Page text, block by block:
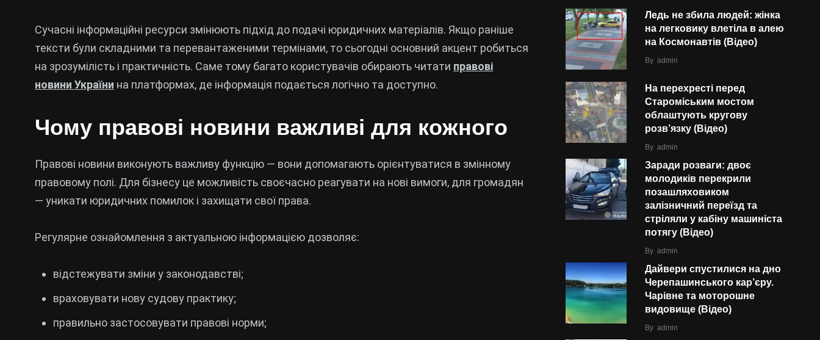
Сучасні інформаційні ресурси змінюють підхід до подачі юридичних матеріалів. Якщо раніше
тексти були складними та перевантаженими термінами, то сьогодні основний акцент робиться
на зрозумілість і практичність. Саме тому багато користувачів обирають читати правові
новини України на платформах, де інформація подається логічно та доступно.
Чому правові новини важливі для кожного
Правові новини виконують важливу функцію — вони допомагають орієнтуватися в змінному
правовому полі. Для бізнесу це можливість своєчасно реагувати на нові вимоги, для громадян
— уникати юридичних помилок і захищати свої права.
Регулярне ознайомлення з актуальною інформацією дозволяє:
відстежувати зміни у законодавстві;
враховувати нову судову практику;
правильно застосовувати правові норми;
Ледь не збила людей: жінка
на легковику влетіла в алею
на Космонавтів (Відео)
By admin
На перехресті перед
Староміським мостом
облаштують кругову
розв’язку (Відео)
By admin
Заради розваги: двоє
молодиків перекрили
позашляховиком
залізничний переїзд та
стріляли у кабіну машиніста
потягу (Відео)
By admin
Дайвери спустилися на дно
Черепашинського кар’єру.
Чарівне та моторошне
видовище (Відео)
By admin